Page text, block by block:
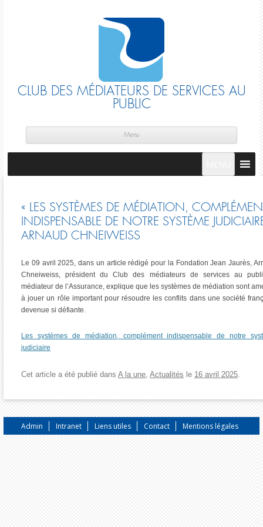
CLUB DES MÉDIATEURS DE SERVICES AU
PUBLIC
Menu
« LES SYSTÈMES DE MÉDIATION,
INDISPENSABLE DE NOTRE SYSTÈME
ARNAUD CHNEIWEISS
Le 09 avril 2025, dans un article rédigé pour la Fondation Jean Jaurès,
Chneiweiss, président du Club des médiateurs de services au
médiateur de l’Assurance, explique que les systèmes de médiation sont
à jouer un rôle important pour résoudre les conflits dans une société
devenue si défiante.
Les systèmes de médiation, complément indispensable de notre
judiciaire
Cet article a été publié dans A la une, Actualités le 16 avril 2025.
Admin Intranet Liens utiles Contact Mentions légales